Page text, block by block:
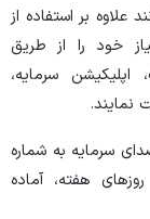
علاوه بر استفاده از
خود را از طریق
اپلیکیشن سرمایه،
سرمایه به شماره
روز‌های هفته، آماده